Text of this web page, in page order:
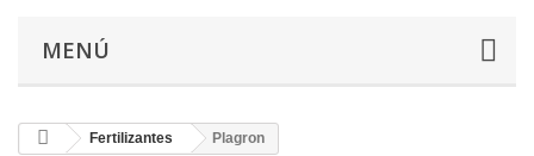
MENÚ
Fertilizantes Plagron